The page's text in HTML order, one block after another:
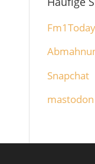
Fm1Today
Snapchat
mastodon